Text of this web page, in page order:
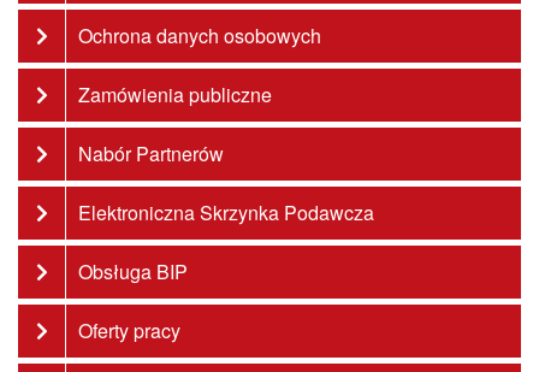
Ochrona danych osobowych
Zamówienia publiczne
Nabór Partnerów
Elektroniczna Skrzynka Podawcza
Obsługa BIP
Oferty pracy